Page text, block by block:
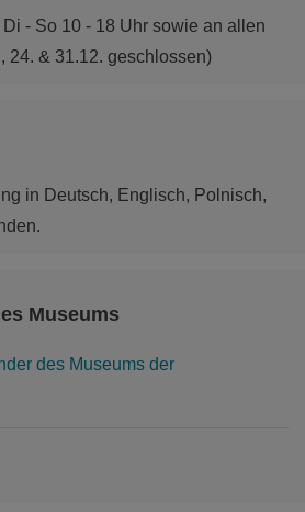
ist für jeden etwas dabei!
- So 10 - 18 Uhr sowie an allen
24. & 31.12. geschlossen)
in Deutsch, Englisch, Polnisch,
Museums